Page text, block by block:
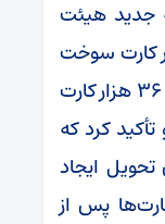
جدید هیئت
کارت سوخت
روزانه سه برابر شده و از ۱۲ هزار به ۳۶ هزار کارت
کرد که
ایجاد
پس از